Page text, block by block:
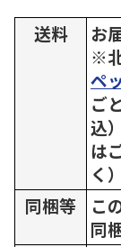
送料
お
※
ペ
ご
込
は
く）
同梱等
こ
同